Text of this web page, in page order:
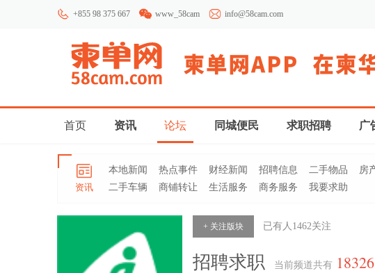
+855 98 375 667 www_58cam info@58cam.com
首页 资讯 论坛 同城便民 求职招聘 广
资讯
本地新闻 热点事件 财经新闻 招聘信息 二手物品
房
二手车辆
商铺转让 生活服务 商务服务 我要求助
+ 关注版块 已有人 1462关注
招聘求职 当前频道共有 18326